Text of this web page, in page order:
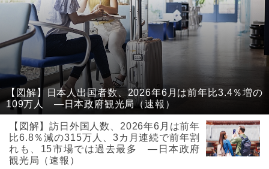
【図解】日本人出国者数、2026年6月は前年比3.4％増の
109万人 ―日本政府観光局（速報）
【図解】訪日外国人数、2026年6月は前年
比6.8％減の315万人、3カ月連続で前年割
れも、15市場では過去最多 ―日本政府
観光局（速報）